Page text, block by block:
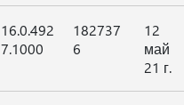
16.0.492
7.1000
182737
6
12
май
21 г.